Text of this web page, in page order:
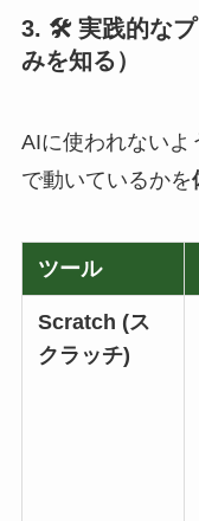
3. 🛠️ 実践的なプ
みを知る）
AIに使われないよ
で動いているかを
ツール
Scratch (ス
クラッチ)